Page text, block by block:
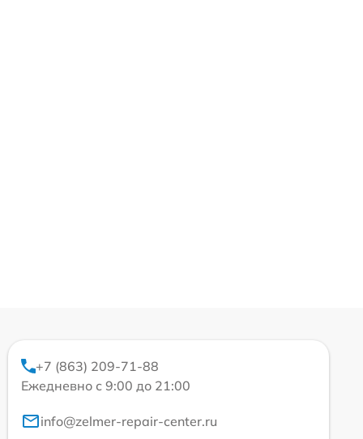
+7 (863) 209-71-88
Ежедневно с 9:00 до 21:00
info@zelmer-repair-center.ru